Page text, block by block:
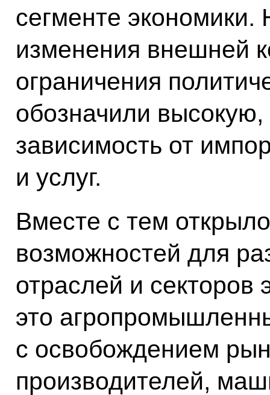
сегменте
изменения внешней
ограничения
обозначили
зависимость от
и услуг.
Вместе с тем
возможностей для
отраслей и секторов
это
с освобождением
производителей,